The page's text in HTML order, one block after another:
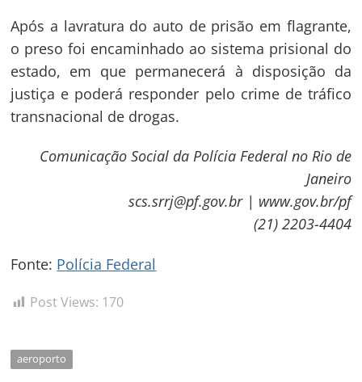
Após a lavratura do auto de prisão em flagrante,
o preso foi encaminhado ao sistema prisional do
estado, em que permanecerá à disposição da
justiça e poderá responder pelo crime de tráfico
transnacional de drogas.
Comunicação Social da Polícia Federal no Rio de
Janeiro
scs.srrj@pf.gov.br | www.gov.br/pf
(21) 2203-4404
Fonte: Polícia Federal
Post Views: 170
aeroporto